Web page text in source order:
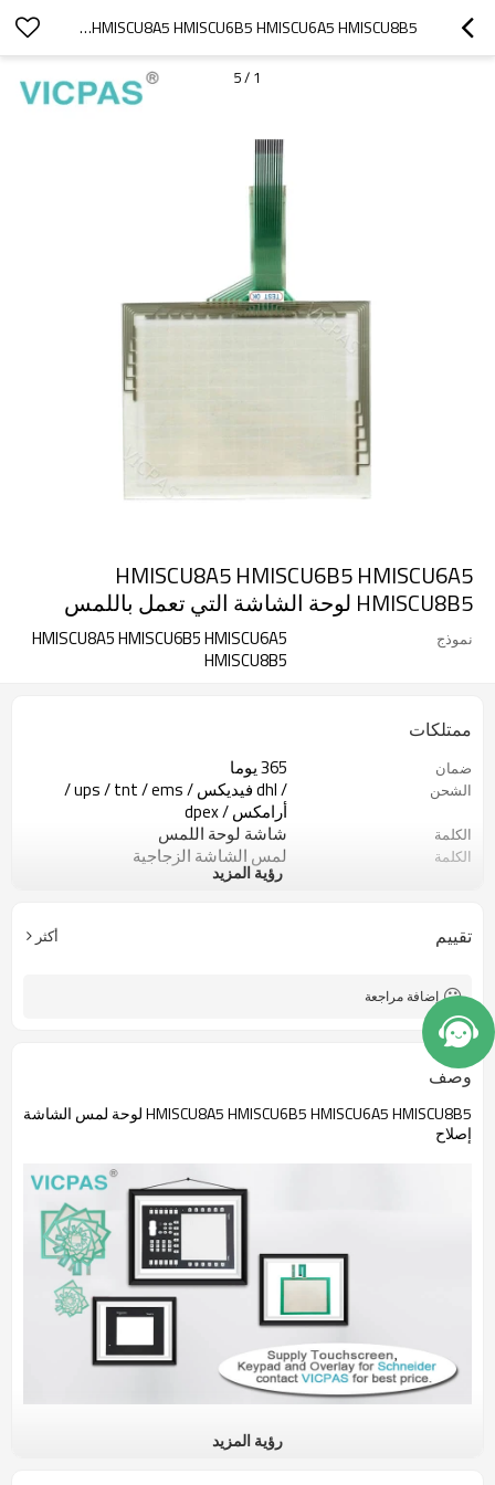
HMISCU8A5 HMISCU6B5 HMISCU6A5 HMISCU8B5 لوحة الشاشة التي تعمل باللمس
1
/
5
HMISCU8A5 HMISCU6B5 HMISCU6A5
HMISCU8B5 لوحة الشاشة التي تعمل باللمس
نموذج
HMISCU8A5 HMISCU6B5 HMISCU6A5
HMISCU8B5
ممتلكات
ضمان 365 يوما
الشحن
/ dhl فيديكس / ups / tnt / ems /
أرامكس / dpex
الكلمة شاشة لوحة اللمس
الكلمة لمس الشاشة الزجاجية
HMISCU6A5 HMISCU8B5 لوحة شاشة
رؤية المزيد
تقييم أكثر
إضافة مراجعة
وصف
HMISCU8A5 HMISCU6B5 HMISCU6A5 HMISCU8B5 لوحة لمس الشاشة
إصلاح
شاشة اللمس HMISCU8A5 HMI هي لوحة Schneider Magelis SCU HMI
رؤية المزيد